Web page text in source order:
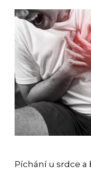
Píchání u srdce